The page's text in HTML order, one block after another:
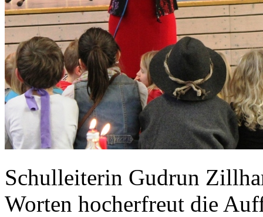
Schulleiterin Gudrun
Worten hocherfreut die